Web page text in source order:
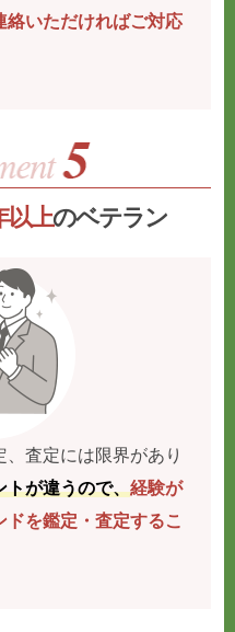
絡いただければご対応
以上のベテラン
査定には限界があり
トが違うので、経験が
を鑑定・査定するこ